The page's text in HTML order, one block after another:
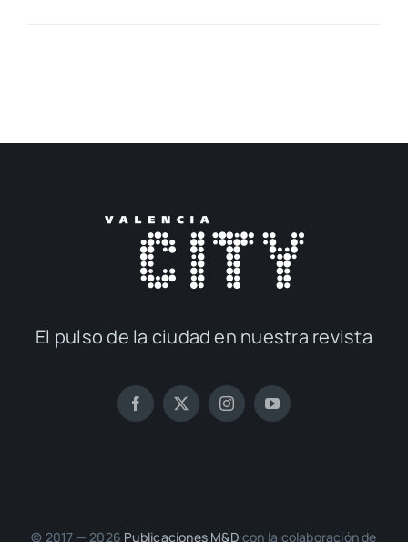
El pul­so de la ciu­dad en nues­tra revis­ta
© 2017 — 2026 Publi­ca­cio­nes M&D con la cola­bo­ra­ción de